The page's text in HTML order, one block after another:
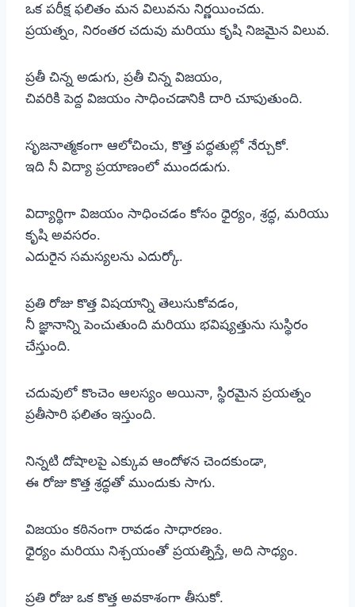
ఒక పరీక్ష ఫలితం మన విలువను నిర్ణయించదు.
ప్రయత్నం, నిరంతర చదువు మరియు కృషి నిజమైన విలువ.
ప్రతీ చిన్న అడుగు, ప్రతీ చిన్న విజయం,
చివరికి పెద్ద విజయం సాధించడానికి దారి చూపుతుంది.
సృజనాత్మకంగా ఆలోచించు, కొత్త పద్ధతుల్లో నేర్చుకో.
ఇది నీ విద్యా ప్రయాణంలో ముందడుగు.
విద్యార్థిగా విజయం సాధించడం కోసం ధైర్యం, శ్రద్ధ, మరియు
కృషి అవసరం.
ఎదురైన సమస్యలను ఎదుర్కో.
ప్రతి రోజు కొత్త విషయాన్ని తెలుసుకోవడం,
నీ జ్ఞానాన్ని పెంచుతుంది మరియు భవిష్యత్తును సుస్థిరం
చేస్తుంది.
చదువులో కొంచెం ఆలస్యం అయినా, స్థిరమైన ప్రయత్నం
ప్రతీసారి ఫలితం ఇస్తుంది.
నిన్నటి దోషాలపై ఎక్కువ ఆందోళన చెందకుండా,
ఈ రోజు కొత్త శ్రద్ధతో ముందుకు సాగు.
విజయం కఠినంగా రావడం సాధారణం.
ధైర్యం మరియు నిశ్చయంతో ప్రయత్నిస్తే, అది సాధ్యం.
ప్రతి రోజు ఒక కొత్త అవకాశంగా తీసుకో.